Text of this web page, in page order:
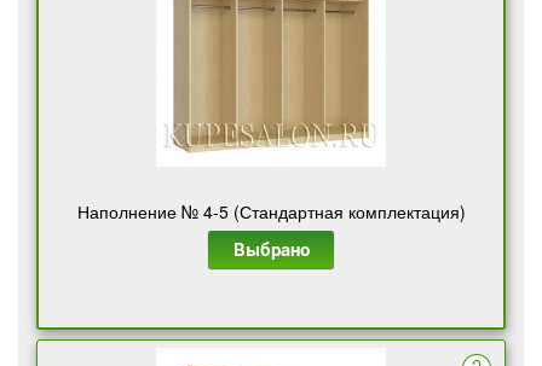
Наполнение № 4-5 (Стандартная комплектация)
Выбрано